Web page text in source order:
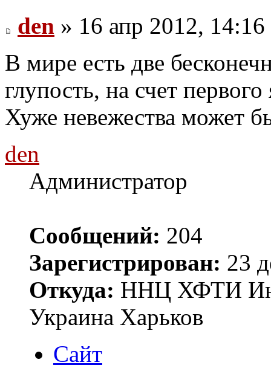
den » 16 апр 2012, 14:16
В мире есть две
глупость, на счет
Хуже невежества может
den
Администратор
Сообщений: 204
Зарегистрирован: 23
Откуда: ННЦ ХФТИ
Украина Харьков
Сайт